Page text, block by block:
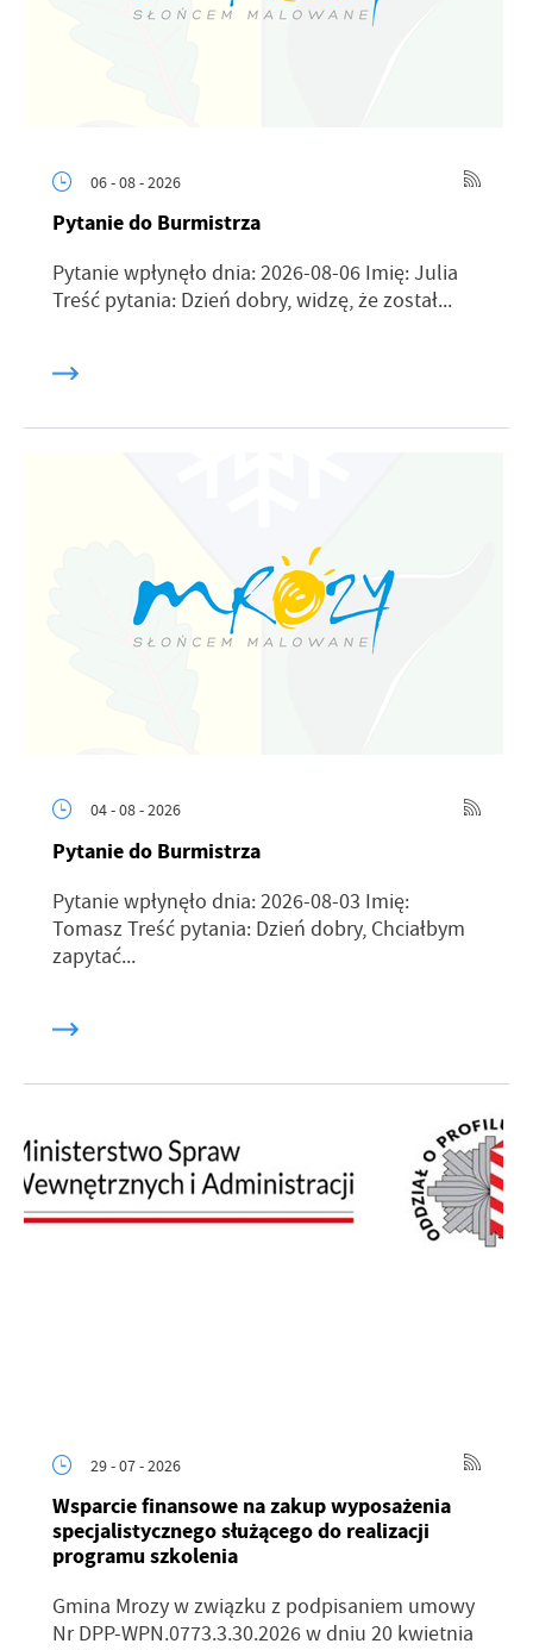
06 - 08 - 2026
Pytanie do Burmistrza
Pytanie wpłynęło dnia: 2026-08-06 Imię: Julia
Treść pytania: Dzień dobry, widzę, że został...
04 - 08 - 2026
Pytanie do Burmistrza
Pytanie wpłynęło dnia: 2026-08-03 Imię:
Tomasz Treść pytania: Dzień dobry, Chciałbym
zapytać...
29 - 07 - 2026
Wsparcie finansowe na zakup wyposażenia
specjalistycznego służącego do realizacji
programu szkolenia
Gmina Mrozy w związku z podpisaniem umowy
Nr DPP-WPN.0773.3.30.2026 w dniu 20 kwietnia